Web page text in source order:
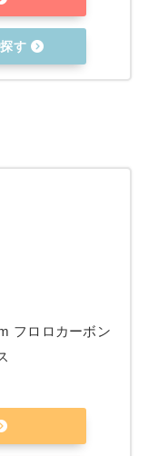
す
フロロカーボン